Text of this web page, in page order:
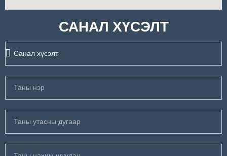
САНАЛ ХҮСЭЛТ